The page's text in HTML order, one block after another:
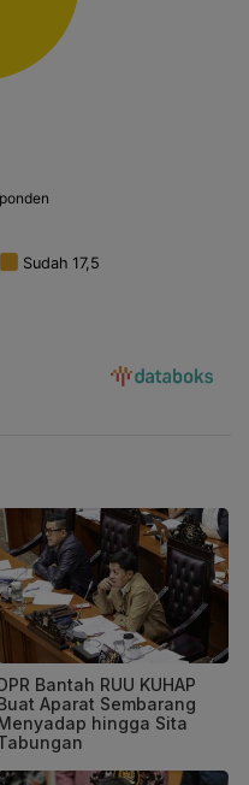
Bantah RUU KUHAP
Aparat Sembarang
hingga Sita